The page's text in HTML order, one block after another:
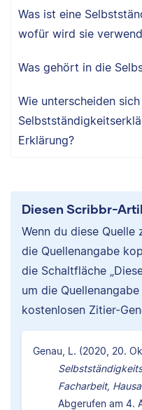
Was ist eine
wofür wird sie
Was gehört in die
Wie unterscheiden sich
Erklärung?
Diesen Scribbr-
Wenn du diese
die Quellenangabe
die Schaltfläche
um die
kostenlosen Zitier-
Genau, L. (2020, 20.
Facharbeit,
Abgerufen am 4.